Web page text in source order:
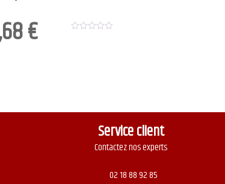
€
Service client
Contactez nos experts
02 18 88 92 85